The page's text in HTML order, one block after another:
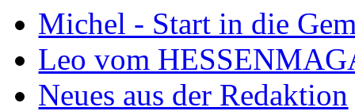
Michel - Start in die
Leo vom
Neues aus der Redaktion